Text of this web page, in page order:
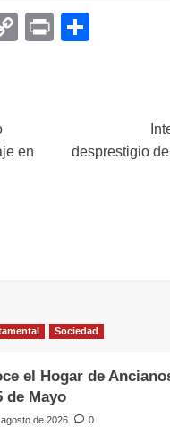
CopyPrint
en
desprestigio
Sociedad
el Hogar de
de Mayo
de 2026 0